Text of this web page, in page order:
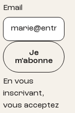
Email
Je
m'abonne
En vous
inscrivant,
vous acceptez